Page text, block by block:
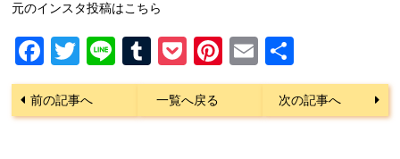
元のインスタ投稿はこちら
Facebook
Twitter
LineTumblr
Pocket
Pinterest
Email
有
前の記事へ 一覧へ戻る 次の記事へ